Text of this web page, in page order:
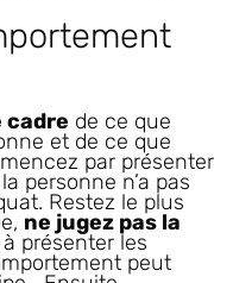
cadre de ce que
et de ce que
par présenter
personne n’a pas
Restez le plus
ne jugez pas la
à présenter les
peut